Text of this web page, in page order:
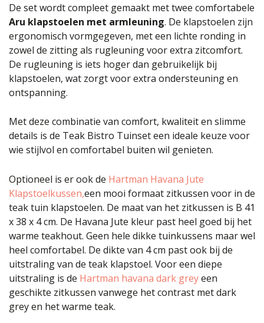
De set wordt compleet gemaakt met twee comfortabele
Aru klapstoelen met armleuning. De klapstoelen zijn
ergonomisch vormgegeven, met een lichte ronding in
zowel de zitting als rugleuning voor extra zitcomfort.
De rugleuning is iets hoger dan gebruikelijk bij
klapstoelen, wat zorgt voor extra ondersteuning en
ontspanning.
Met deze combinatie van comfort, kwaliteit en slimme
details is de Teak Bistro Tuinset een ideale keuze voor
wie stijlvol en comfortabel buiten wil genieten.
Optioneel is er ook de Hartman Havana Jute
Klapstoelkussen,een mooi formaat zitkussen voor in de
teak tuin klapstoelen. De maat van het zitkussen is B 41
x 38 x 4 cm. De Havana Jute kleur past heel goed bij het
warme teakhout. Geen hele dikke tuinkussens maar wel
heel comfortabel. De dikte van 4 cm past ook bij de
uitstraling van de teak klapstoel. Voor een diepe
uitstraling is de Hartman havana dark greyeen
geschikte zitkussen vanwege het contrast met dark
grey en het warme teak.